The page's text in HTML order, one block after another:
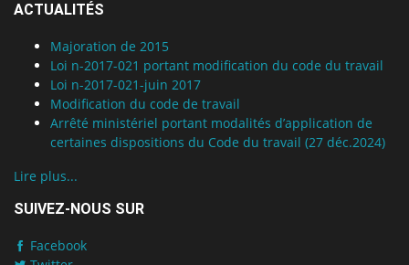
ACTUALITÉS
Majoration de 2015
Loi n-2017-021 portant modification du code du travail
Loi n-2017-021-juin 2017
Modification du code de travail
Arrêté ministériel portant modalités d’application de
certaines dispositions du Code du travail (27 déc.2024)
Lire plus...
SUIVEZ-NOUS SUR
Facebook